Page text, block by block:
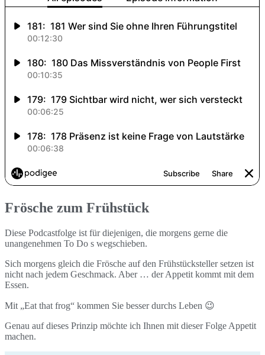
Frösche zum Frühstück
Diese Podcastfolge ist für diejenigen, die morgens gerne die
unangenehmen To Do s wegschieben.
Sich morgens gleich die Frösche auf den Frühstücksteller setzen ist
nicht nach jedem Geschmack. Aber … der Appetit kommt mit dem
Essen.
Mit „Eat that frog“ kommen Sie besser durchs Leben 😉
Genau auf dieses Prinzip möchte ich Ihnen mit dieser Folge Appetit
machen.